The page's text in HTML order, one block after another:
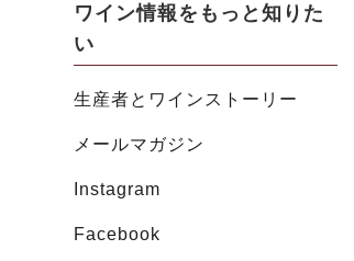
ワイン情報をもっと知りた
い
生産者とワインストーリー
メールマガジン
Instagram
Facebook